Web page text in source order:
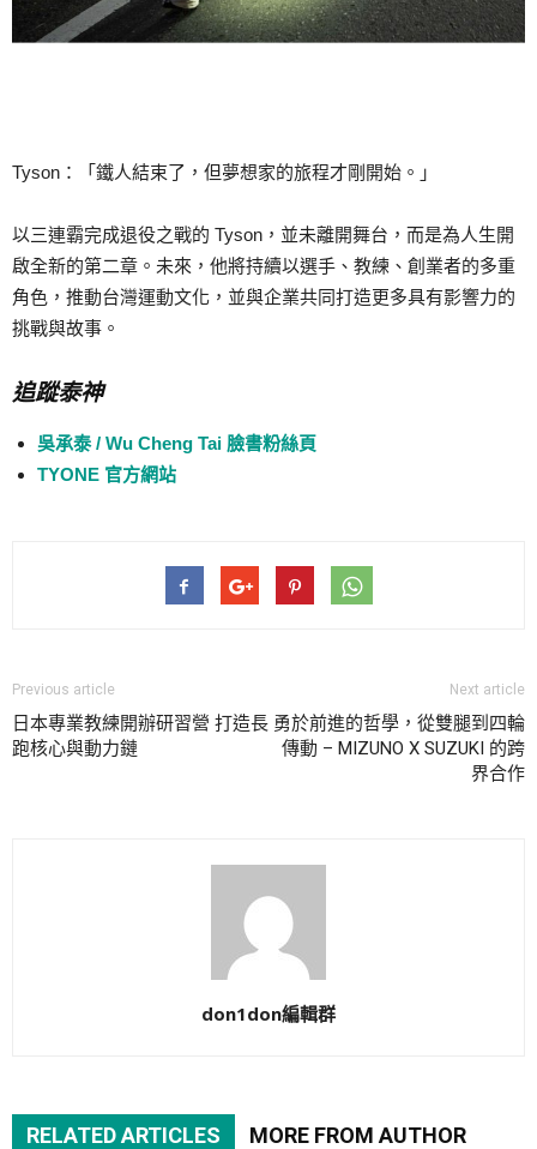
Tyson：「鐵人結束了，但夢想家的旅程才剛開始。」
以三連霸完成退役之戰的 Tyson，並未離開舞台，而是為人生開
啟全新的第二章。未來，他將持續以選手、教練、創業者的多重
角色，推動台灣運動文化，並與企業共同打造更多具有影響力的
挑戰與故事。
追蹤泰神
吳承泰 / Wu Cheng Tai 臉書粉絲頁
TYONE 官方網站
Previous article
日本專業教練開辦研習營 打造長
跑核心與動力鏈
Next article
勇於前進的哲學，從雙腿到四輪
傳動 – MIZUNO X SUZUKI 的跨
界合作
don1don編輯群
RELATED ARTICLES MORE FROM AUTHOR